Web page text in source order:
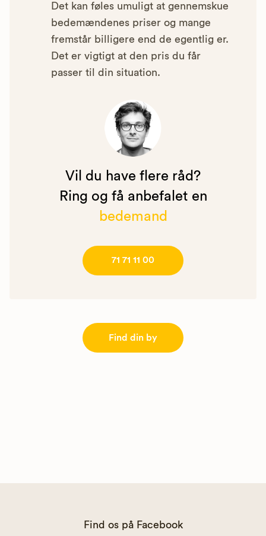
Det kan føles umuligt at gennemskue
bedemændenes priser og mange
fremstår billigere end de egentlig er.
Det er vigtigt at den pris du får
passer til din situation.
Vil du have flere råd?
Ring og få anbefalet en
bedemand
71 71 11 00
Find din by
Find os på Facebook